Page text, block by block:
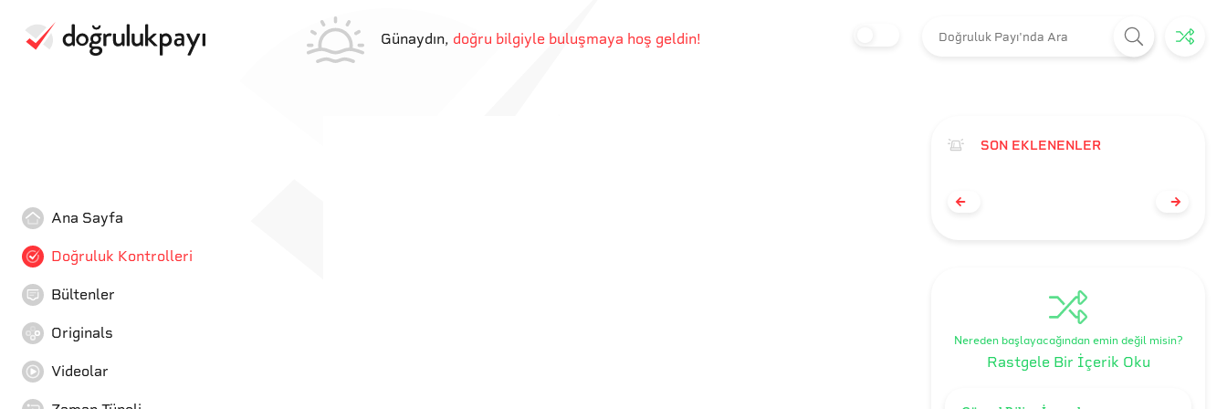
Günaydın, doğru bilgiyle buluşmaya hoş geldin!
Ana Sayfa
Doğruluk Kontrolleri
Bültenler
Originals
Videolar
SON EKLENENLER
Nereden başlayacağından emin değil misin?
Rastgele Bir İçerik Oku